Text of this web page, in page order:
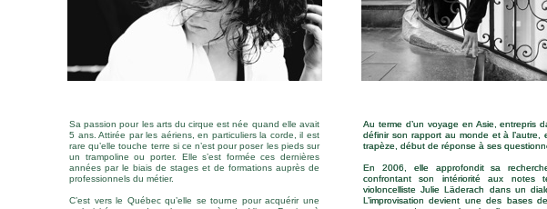
Sa passion pour les arts du cirque est née quand elle avait
5 ans. Attirée par les aériens, en particuliers la corde, il est
rare qu’elle touche terre si ce n’est pour poser les pieds sur
un trampoline ou porter. Elle s’est formée ces dernières
années par le biais de stages et de formations auprès de
professionnels du métier.
C’est vers le Québec qu’elle se tourne pour acquérir une
Au terme d’un voyage en Asie, entrepris
définir son rapport au monde et à l’autre,
trapèze, début de réponse à ses
En 2006, elle approfondit sa
confrontant son intériorité aux notes
violoncelliste Julie Läderach dans un
L’improvisation devient une des bases
Au terme d’un voyage en Asie, entrepris
définir son rapport au monde et à l’autre,
trapèze, début de réponse à ses
En 2006, elle approfondit sa
confrontant son intériorité aux notes
violoncelliste Julie Läderach dans un
L’improvisation devient une des bases